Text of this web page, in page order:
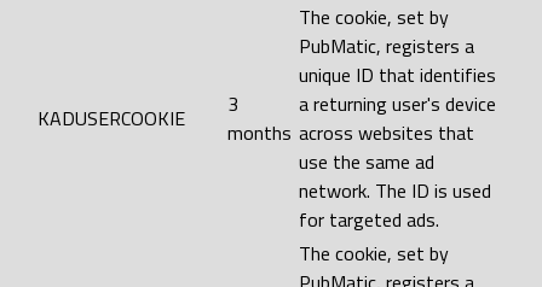
KADUSERCOOKIE
3
months
The cookie, set by
PubMatic, registers a
unique ID that identifies
a returning user's device
across websites that
use the same ad
network. The ID is used
for targeted ads.
The cookie, set by